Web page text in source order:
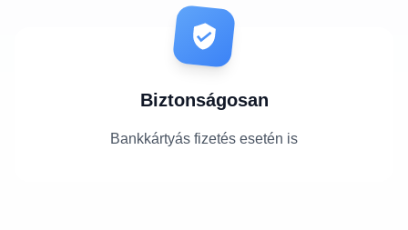
Biztonságosan
Bankkártyás fizetés esetén is